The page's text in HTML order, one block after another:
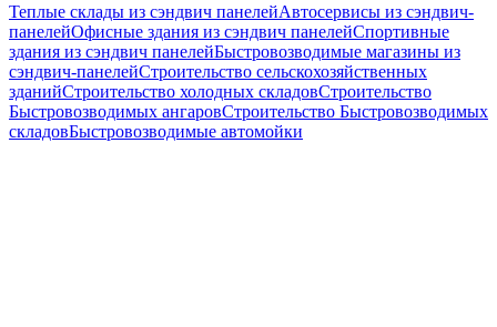
Теплые склады из сэндвич панелейАвтосервисы из сэндвич-
панелейОфисные здания из сэндвич панелейСпортивные
здания из сэндвич панелейБыстровозводимые магазины из
сэндвич-панелейCтроительство сельскохозяйственных
зданийСтроительство холодных складовСтроительство
Быстровозводимых ангаровСтроительство Быстровозводимых
складовБыстровозводимые автомойки